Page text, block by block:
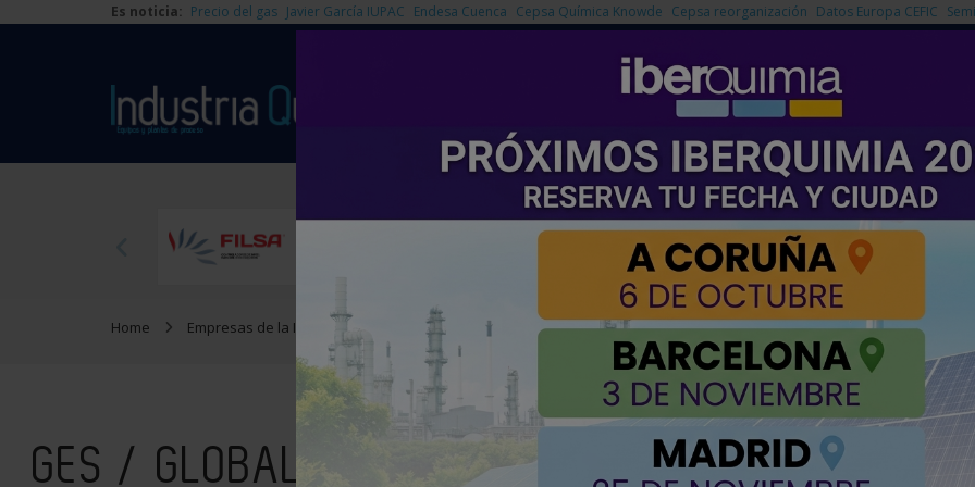
Es noticia: Precio del gas Javier García IUPAC Endesa Cuenca Cepsa Química Knowde Cepsa reorganización Datos Europa CEFIC
NOTICIAS PRODUCTOS
EMPRESAS PREMIUM
Home Empresas de la Industria Química GES / GLOBAL ENERGY SERVICES
GES / GLOBAL ENERGY SERVICES